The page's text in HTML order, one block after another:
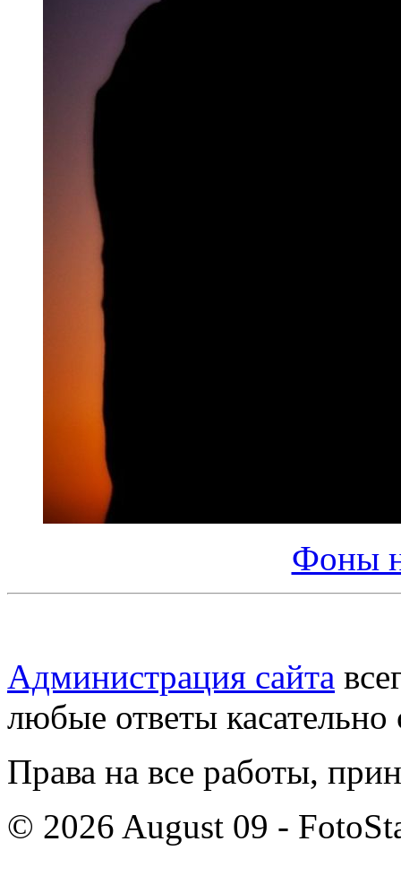
Фоны
Администрация сайта
любые ответы касательно
Права на все работы,
© 2026 August 09 -